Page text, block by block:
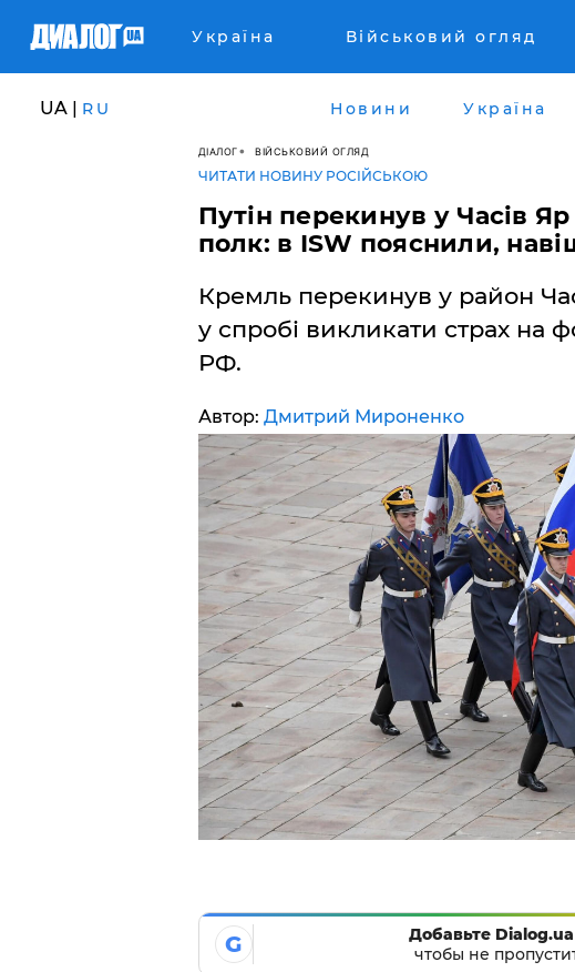
Україна Військовий огляд
UA | RU Новини Україна
ДІАЛОГ ВІЙСЬКОВИЙ ОГЛЯД
ЧИТАТИ НОВИНУ РОСІЙСЬКОЮ
Путін перекинув у Часів
полк: в ISW пояснили,
Кремль перекинув у район
у спробі викликати страх на
РФ.
Автор: Дмитрий Мироненко
G
Добавьте
чтобы не